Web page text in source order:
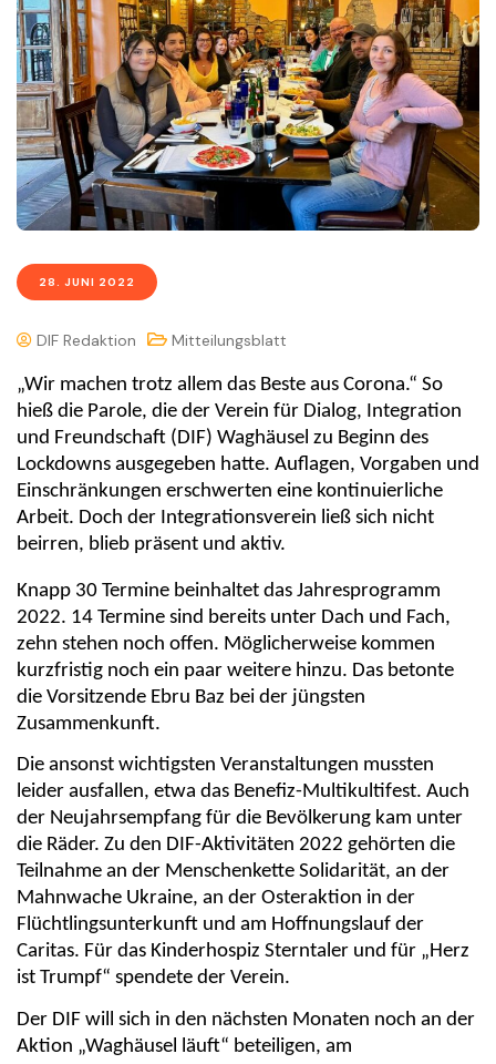
28. JUNI 2022
DIF Redaktion Mitteilungsblatt
„Wir machen trotz allem das Beste aus Corona.“ So
hieß die Parole, die der Verein für Dialog, Integration
und Freundschaft (DIF) Waghäusel zu Beginn des
Lockdowns ausgegeben hatte. Auflagen, Vorgaben und
Einschränkungen erschwerten eine kontinuierliche
Arbeit. Doch der Integrationsverein ließ sich nicht
beirren, blieb präsent und aktiv.
Knapp 30 Termine beinhaltet das Jahresprogramm
2022. 14 Termine sind bereits unter Dach und Fach,
zehn stehen noch offen. Möglicherweise kommen
kurzfristig noch ein paar weitere hinzu. Das betonte
die Vorsitzende Ebru Baz bei der jüngsten
Zusammenkunft.
Die ansonst wichtigsten Veranstaltungen mussten
leider ausfallen, etwa das Benefiz-Multikultifest. Auch
der Neujahrsempfang für die Bevölkerung kam unter
die Räder. Zu den DIF-Aktivitäten 2022 gehörten die
Teilnahme an der Menschenkette Solidarität, an der
Mahnwache Ukraine, an der Osteraktion in der
Flüchtlingsunterkunft und am Hoffnungslauf der
Caritas. Für das Kinderhospiz Sterntaler und für „Herz
ist Trumpf“ spendete der Verein.
Der DIF will sich in den nächsten Monaten noch an der
Aktion „Waghäusel läuft“ beteiligen, am